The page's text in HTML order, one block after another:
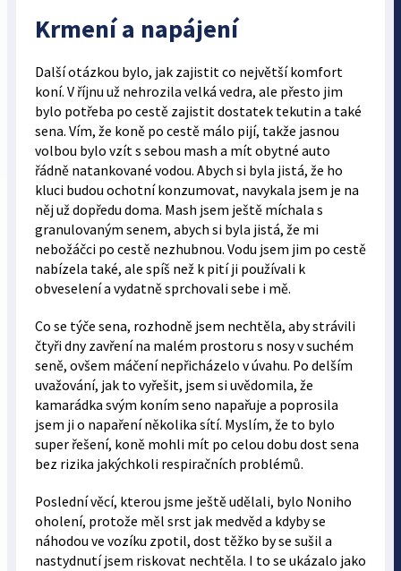
Krmení a napájení
Další otázkou bylo, jak zajistit co největší komfort
koní. V říjnu už nehrozila velká vedra, ale přesto jim
bylo potřeba po cestě zajistit dostatek tekutin a také
sena. Vím, že koně po cestě málo pijí, takže jasnou
volbou bylo vzít s sebou mash a mít obytné auto
řádně natankované vodou. Abych si byla jistá, že ho
kluci budou ochotní konzumovat, navykala jsem je na
něj už dopředu doma. Mash jsem ještě míchala s
granulovaným senem, abych si byla jistá, že mi
nebožáčci po cestě nezhubnou. Vodu jsem jim po cestě
nabízela také, ale spíš než k pití ji používali k
obveselení a vydatně sprchovali sebe i mě.
Co se týče sena, rozhodně jsem nechtěla, aby strávili
čtyři dny zavření na malém prostoru s nosy v suchém
seně, ovšem máčení nepřicházelo v úvahu. Po delším
uvažování, jak to vyřešit, jsem si uvědomila, že
kamarádka svým koním seno napařuje a poprosila
jsem ji o napaření několika sítí. Myslím, že to bylo
super řešení, koně mohli mít po celou dobu dost sena
bez rizika jakýchkoli respiračních problémů.
Poslední věcí, kterou jsme ještě udělali, bylo Noniho
oholení, protože měl srst jak medvěd a kdyby se
náhodou ve vozíku zpotil, dost těžko by se sušil a
nastydnutí jsem riskovat nechtěla. I to se ukázalo jako